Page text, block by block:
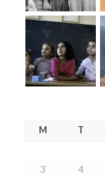
M T
3
4